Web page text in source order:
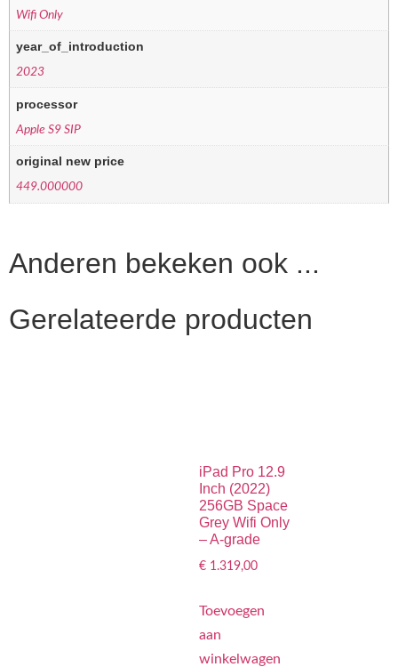
Wifi Only
year_of_introduction
2023
processor
Apple S9 SIP
original new price
449.000000
Anderen bekeken ook ...
Gerelateerde producten
iPad Pro 12.9
Inch (2022)
256GB Space
Grey Wifi Only
– A-grade
€ 1.319,00
Toevoegen
aan
winkelwagen